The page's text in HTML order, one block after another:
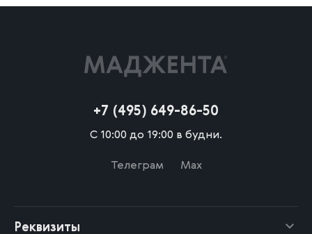
+7 (495) 649-86-50
С 10:00 до 19:00 в будни.
Телеграм
Max
Реквизиты